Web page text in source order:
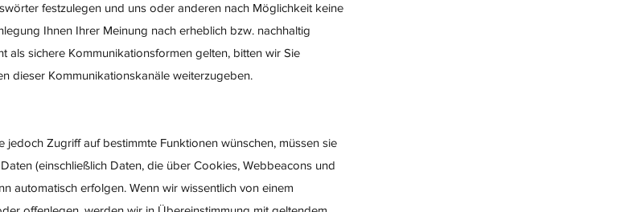
festzulegen und uns oder anderen nach Möglichkeit keine
Ihnen Ihrer Meinung nach erheblich bzw. nachhaltig
als sichere Kommunikationsformen gelten, bitten wir Sie
dieser Kommunikationskanäle weiterzugeben.
Zugriff auf bestimmte Funktionen wünschen, müssen sie
(einschließlich Daten, die über Cookies, Webbeacons und
automatisch erfolgen. Wenn wir wissentlich von einem